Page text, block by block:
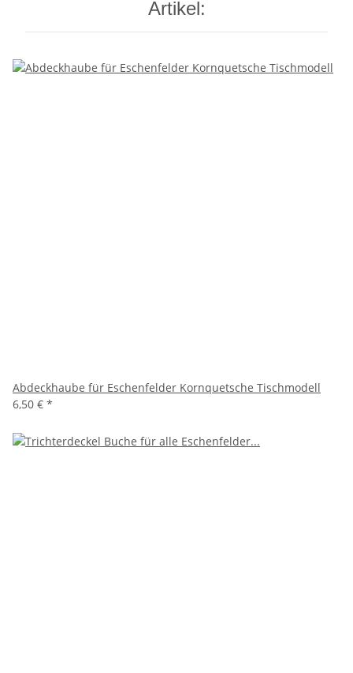
Artikel:
Abdeckhaube für Eschenfelder Kornquetsche Tischmodell
6,50 € *